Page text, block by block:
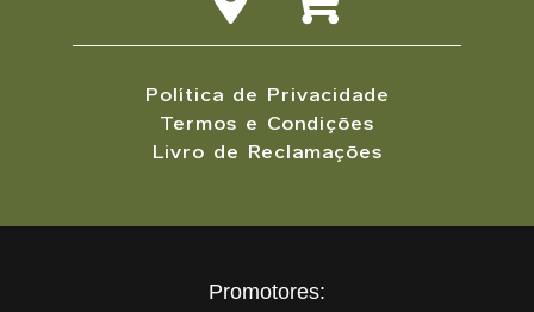
Política de Privacidade
Termos e Condições
Livro de Reclamações
Promotores: